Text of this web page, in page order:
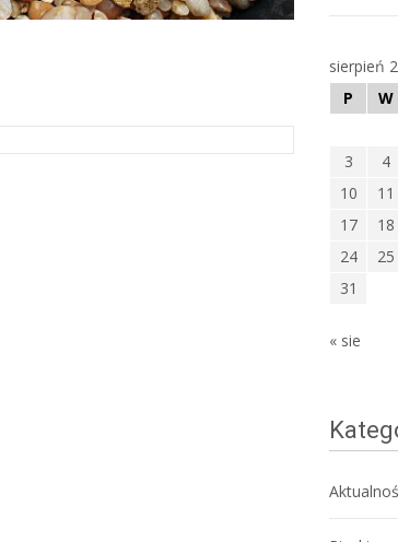
sierpień
P
W
3
4
10
11
17
18
24
25
31
« sie